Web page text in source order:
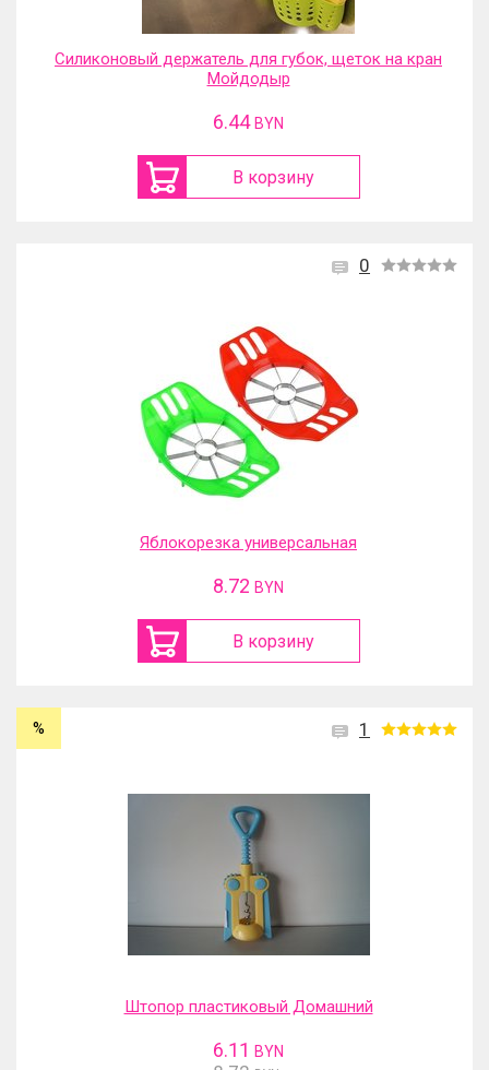
Силиконовый держатель для губок, щеток на кран
Мойдодыр
6.44 BYN
В корзину
0
Яблокорезка универсальная
8.72 BYN
В корзину
1
%
Штопор пластиковый Домашний
6.11 BYN